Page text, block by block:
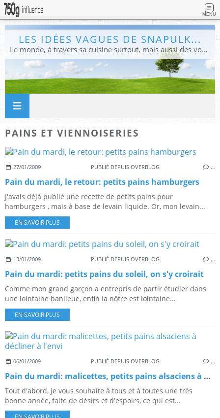
MENU
LES IDÉES VAGUES DE SNAPULK...
Le monde, à travers sa cuisine surtout, mais aussi des voyages, et des idées.
PAINS ET VIENNOISERIES
27/01/2009 PUBLIÉ DEPUIS OVERBLOG …
Pain du mardi, le retour: petits pains hamburgers
J'avais déjà publié une recette de petits pains pour
hamburgers , mais à base de levain liquide. Or, mon levain...
EN SAVOIR PLUS
13/01/2009 PUBLIÉ DEPUIS OVERBLOG …
Pain du mardi: petits pains du soleil, on s'y croirait
Comme mon grand garçon a entrepris de partir étudier dans
une lointaine banlieue, enfin la nôtre est lointaine...
EN SAVOIR PLUS
06/01/2009 PUBLIÉ DEPUIS OVERBLOG …
Pain du mardi: malicettes, petits pains alsaciens à décliner à l'envi
Tout d'abord, je vous souhaite à tous et à toutes une très
bonne année, faite de désirs et d'espoirs, ce qui est...